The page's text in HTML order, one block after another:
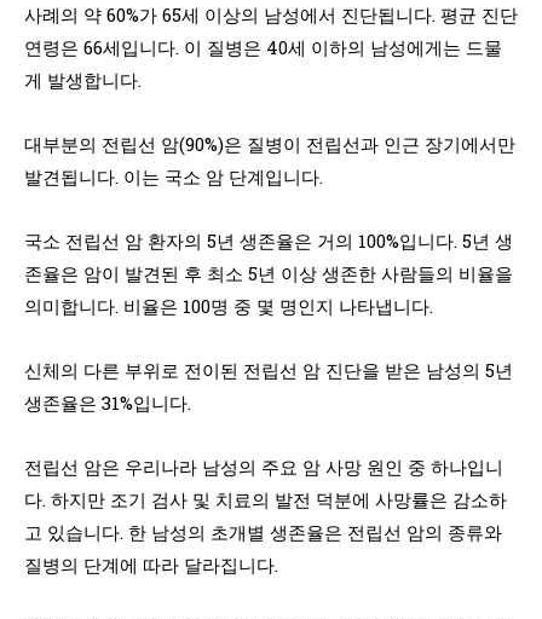
사례의 약 60%가 65세 이상의 남성에서 진단됩니다. 평균 진단
연령은 66세입니다. 이 질병은 40세 이하의 남성에게는 드물
게 발생합니다.
대부분의 전립선 암(90%)은 질병이 전립선과 인근 장기에서만
발견됩니다. 이는 국소 암 단계입니다.
국소 전립선 암 환자의 5년 생존율은 거의 100%입니다. 5년 생
존율은 암이 발견된 후 최소 5년 이상 생존한 사람들의 비율을
의미합니다. 비율은 100명 중 몇 명인지 나타냅니다.
신체의 다른 부위로 전이된 전립선 암 진단을 받은 남성의 5년
생존율은 31%입니다.
전립선 암은 우리나라 남성의 주요 암 사망 원인 중 하나입니
다. 하지만 조기 검사 및 치료의 발전 덕분에 사망률은 감소하
고 있습니다. 한 남성의 초개별 생존율은 전립선 암의 종류와
질병의 단계에 따라 달라집니다.